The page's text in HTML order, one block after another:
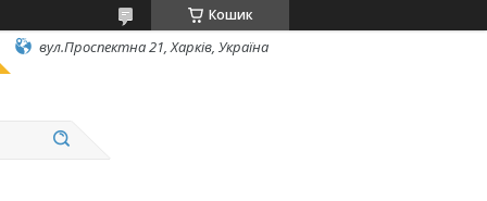
Кошик
вул.Проспектна 21, Харків, Україна